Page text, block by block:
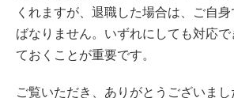
くれますが、退職した場合は、ご自
ばなりません。いずれにしても対応
ておくことが重要です。
ご覧いただき、ありがとうございまし